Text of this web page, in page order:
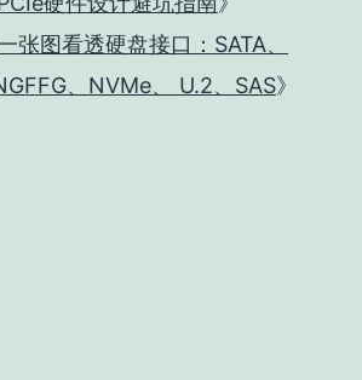
张图看透硬盘接口：SATA、
、NVMe、 U.2、SAS》